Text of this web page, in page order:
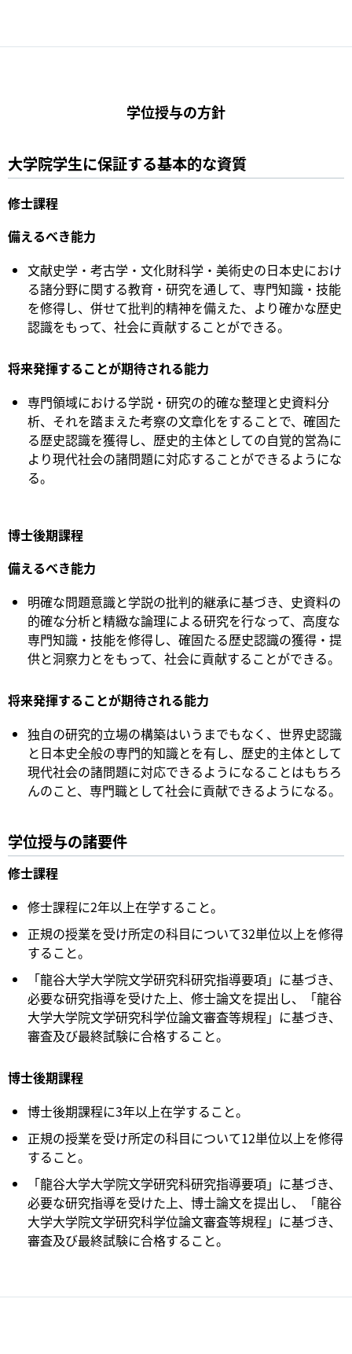
学位授与の方針
大学院学生に保証する基本的な資質
修士課程
備えるべき能力
文献史学・考古学・文化財科学・美術史の日本史におけ
る諸分野に関する教育・研究を通して、専門知識・技能
を修得し、併せて批判的精神を備えた、より確かな歴史
認識をもって、社会に貢献することができる。
将来発揮することが期待される能力
専門領域における学説・研究の的確な整理と史資料分
析、それを踏まえた考察の文章化をすることで、確固た
る歴史認識を獲得し、歴史的主体としての自覚的営為に
より現代社会の諸問題に対応することができるようにな
る。
博士後期課程
備えるべき能力
明確な問題意識と学説の批判的継承に基づき、史資料の
的確な分析と精緻な論理による研究を行なって、高度な
専門知識・技能を修得し、確固たる歴史認識の獲得・提
供と洞察力とをもって、社会に貢献することができる。
将来発揮することが期待される能力
独自の研究的立場の構築はいうまでもなく、世界史認識
と日本史全般の専門的知識とを有し、歴史的主体として
現代社会の諸問題に対応できるようになることはもちろ
んのこと、専門職として社会に貢献できるようになる。
学位授与の諸要件
修士課程
修士課程に2年以上在学すること。
正規の授業を受け所定の科目について32単位以上を修得
すること。
「龍谷大学大学院文学研究科研究指導要項」に基づき、
必要な研究指導を受けた上、修士論文を提出し、「龍谷
大学大学院文学研究科学位論文審査等規程」に基づき、
審査及び最終試験に合格すること。
博士後期課程
博士後期課程に3年以上在学すること。
正規の授業を受け所定の科目について12単位以上を修得
すること。
「龍谷大学大学院文学研究科研究指導要項」に基づき、
必要な研究指導を受けた上、博士論文を提出し、「龍谷
大学大学院文学研究科学位論文審査等規程」に基づき、
審査及び最終試験に合格すること。